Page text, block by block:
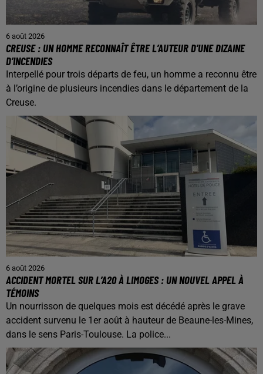
6 août 2026
CREUSE : UN HOMME RECONNAÎT ÊTRE L’AUTEUR D’UNE DIZAINE
D’INCENDIES
Interpellé pour trois départs de feu, un homme a reconnu être
à l’origine de plusieurs incendies dans le département de la
Creuse.
6 août 2026
ACCIDENT MORTEL SUR L’A20 À LIMOGES : UN NOUVEL APPEL À
TÉMOINS
Un nourrisson de quelques mois est décédé après le grave
accident survenu le 1er août à hauteur de Beaune-les-Mines,
dans le sens Paris-Toulouse. La police...